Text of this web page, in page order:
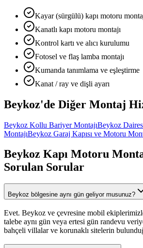
Kayar (sürgülü) kapı motoru
Kanatlı kapı motoru montajı
Kontrol kartı ve alıcı kurulumu
Fotosel ve flaş lamba montajı
Kumanda tanımlama ve eşleştirme
Kanat / ray ve dişli ayarı
Beykoz'de Diğer Montaj
Beykoz Kollu Bariyer MontajıBeykoz
MontajıBeykoz Garaj Kapısı ve Motoru
Beykoz Kapı Motoru
Sorulan Sorular
Beykoz bölgesine aynı gün geliyor musunuz?
Evet. Beykoz ve çevresine mobil
talebe aynı gün veya ertesi gün randevu
bahçeli villalar ve korunaklı sitelerin